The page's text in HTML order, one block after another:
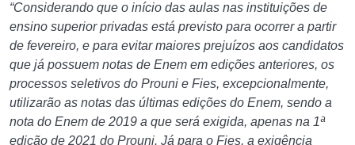
“Considerando que o início das aulas nas instituições de
ensino superior privadas está previsto para ocorrer a partir
de fevereiro, e para evitar maiores prejuízos aos candidatos
que já possuem notas de Enem em edições anteriores, os
processos seletivos do Prouni e Fies, excepcionalmente,
utilizarão as notas das últimas edições do Enem, sendo a
nota do Enem de 2019 a que será exigida, apenas na 1ª
edição de 2021 do Prouni. Já para o Fies, a exigência